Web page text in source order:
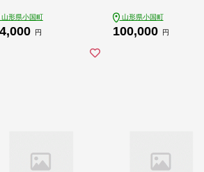
形県小国町
円
山形県小国町
100,000 円